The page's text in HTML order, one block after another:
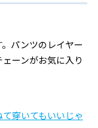
パンツのレイヤー
ーンがお気に入り
穿いてもいいじゃ